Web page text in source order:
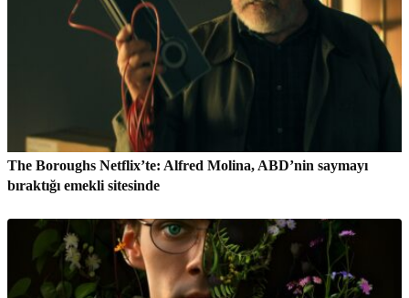
The Boroughs Netflix’te: Alfred Molina, ABD’nin saymayı
bıraktığı emekli sitesinde